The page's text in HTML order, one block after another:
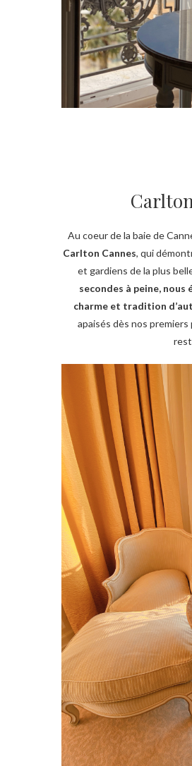
Au coeur de la baie de
Carlton Cannes, qui
et gardiens de la plus
secondes à peine,
charme et tradition
apaisés dès nos